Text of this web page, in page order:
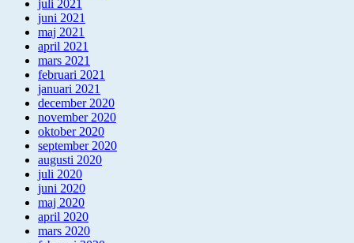
juli 2021
juni 2021
maj 2021
april 2021
mars 2021
februari 2021
januari 2021
december 2020
november 2020
oktober 2020
september 2020
augusti 2020
juli 2020
juni 2020
maj 2020
april 2020
mars 2020